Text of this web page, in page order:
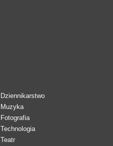
Dziennikarstwo
Muzyka
Fotografia
Technologia
Teatr